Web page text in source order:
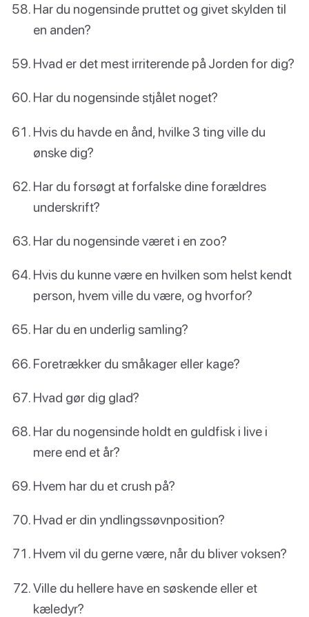
Har du nogensinde pruttet og givet skylden til
en anden?
Hvad er det mest irriterende på Jorden for dig?
Har du nogensinde stjålet noget?
Hvis du havde en ånd, hvilke 3 ting ville du
ønske dig?
Har du forsøgt at forfalske dine forældres
underskrift?
Har du nogensinde været i en zoo?
Hvis du kunne være en hvilken som helst kendt
person, hvem ville du være, og hvorfor?
Har du en underlig samling?
Foretrækker du småkager eller kage?
Hvad gør dig glad?
Har du nogensinde holdt en guldfisk i live i
mere end et år?
Hvem har du et crush på?
Hvad er din yndlingssøvnposition?
Hvem vil du gerne være, når du bliver voksen?
Ville du hellere have en søskende eller et
kæledyr?